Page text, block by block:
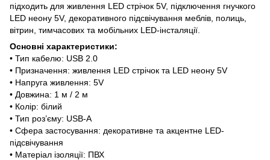
підходить для живлення LED стрічок 5V, підключення гнучкого
LED неону 5V, декоративного підсвічування меблів, полиць,
вітрин, тимчасових та мобільних LED-інсталяції.
Основні характеристики:
• Тип кабелю: USB 2.0
• Призначення: живлення LED стрічок та LED неону 5V
• Напруга живлення: 5V
• Довжина: 1 м / 2 м
• Колір: білий
• Тип роз’єму: USB-A
• Сфера застосування: декоративне та акцентне LED-
підсвічування
• Матеріал ізоляції: ПВХ